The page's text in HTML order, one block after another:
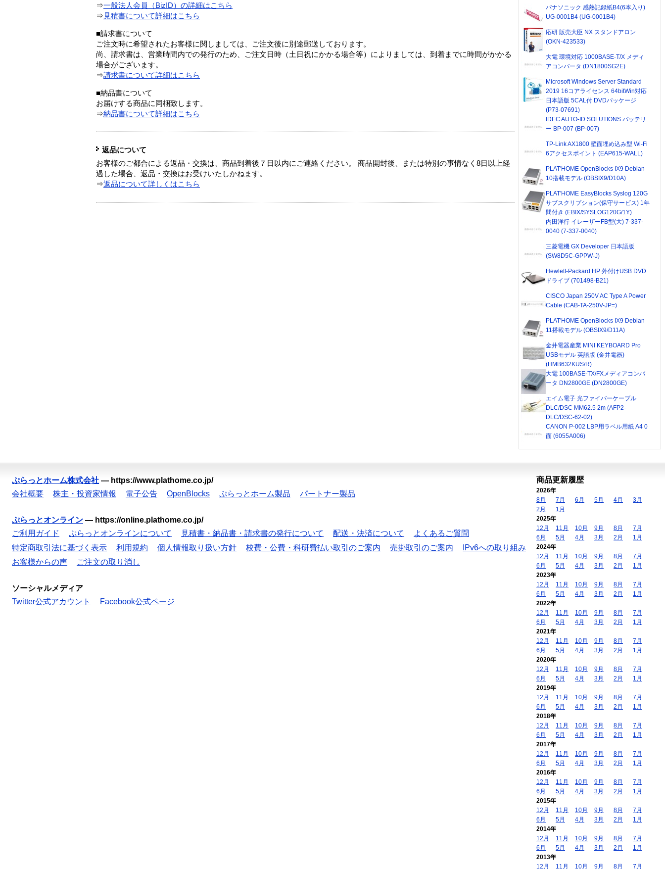
⇒一般法人会員（BizID）の詳細はこちら
⇒ 見積書について詳細はこちら
■請求書について
ご注文時に希望されたお客様に関しましては、ご注文後に別途郵送しております。
尚、請求書は、営業時間内での発行のため、ご注文日時（土日祝にかかる場合等）によりましては、到着までに時間がかかる
場合がございます。
⇒請求書について詳細はこちら
■納品書について
お届けする商品に同梱致します。
⇒納品書について詳細はこちら
返品について
お客様のご都合による返品・交換は、商品到着後７日以内にご連絡ください。 商品開封後、または特別の事情なく8日以上経
過した場合、返品・交換はお受けいたしかねます。
⇒返品について詳しくはこちら
パナソニック 感熱記録紙B4(6本入り)
UG-0001B4 (UG-0001B4)
応研 販売大臣 NX スタンドアロン
(OKN-423533)
大電 環境対応 1000BASE-T/X メディ
アコンバータ (DN1800SG2E)
Microsoft Windows Server Standard
2019 16コアライセンス 64bitWin対応
日本語版 5CAL付 DVDパッケージ
(P73-07691)
IDEC AUTO-ID SOLUTIONS バッテリ
ー BP-007 (BP-007)
TP-Link AX1800 壁面埋め込み型 Wi-Fi
6アクセスポイント (EAP615-WALL)
PLAT'HOME OpenBlocks IX9 Debian
10搭載モデル (OBSIX9/D10A)
PLAT'HOME EasyBlocks Syslog 120G
サブスクリプション(保守サービス) 1年
間付き (EBIX/SYSLOG120G/1Y)
内田洋行 イレーザーFB型(大) 7-337-
0040 (7-337-0040)
三菱電機 GX Developer 日本語版
(SW8D5C-GPPW-J)
Hewlett-Packard HP 外付けUSB DVD
ドライブ (701498-B21)
CISCO Japan 250V AC Type A Power
Cable (CAB-TA-250V-JP=)
PLAT'HOME OpenBlocks IX9 Debian
11搭載モデル (OBSIX9/D11A)
金井電器産業 MINI KEYBOARD Pro
USBモデル 英語版 (金井電器)
(HMB632KUS/R)
大電 100BASE-TX/FXメディアコンバ
ータ DN2800GE (DN2800GE)
エイム電子 光ファイバーケーブル
DLC/DSC MM62.5 2m (AFP2-
DLC/DSC-62-02)
CANON P-002 LBP用ラベル用紙 A4 0
面 (6055A006)
ぷらっとホーム株式会社 — https://www.plathome.co.jp/
会社概要
株主・投資家情報 電子公告 OpenBlocks ぷらっとホーム製品 パートナー製品
ぷらっとオンライン — https://online.plathome.co.jp/
ご利用ガイド
ぷらっとオンラインについて 見積書・納品書・請求書の発行について 配送・決済について
よくあるご質問
特定商取引法に基づく表示
利用規約 個人情報取り扱い方針 校費・公費・科研費払い取引のご案内 売掛取引のご案内
IPv6への取り組み
お客様からの声
ご注文の取り消し
ソーシャルメディア
Twitter公式アカウント
Facebook公式ページ
商品更新履歴
2026年
8月
7月 6月 5月 4月
3月
2月
1月
2025年
12月
11月 10月 9月 8月
7月
6月
5月 4月 3月 2月
1月
2024年
12月
11月 10月 9月 8月
7月
6月
5月 4月 3月 2月
1月
2023年
12月
11月 10月 9月 8月
7月
6月
5月 4月 3月 2月
1月
2022年
12月
11月 10月 9月 8月
7月
6月
5月 4月 3月 2月
1月
2021年
12月
11月 10月 9月 8月
7月
6月
5月 4月 3月 2月
1月
2020年
12月
11月 10月 9月 8月
7月
6月
5月 4月 3月 2月
1月
2019年
12月
11月 10月 9月 8月
7月
6月
5月 4月 3月 2月
1月
2018年
12月
11月 10月 9月 8月
7月
6月
5月 4月 3月 2月
1月
2017年
12月
11月 10月 9月 8月
7月
6月
5月 4月 3月 2月
1月
2016年
12月
11月 10月 9月 8月
7月
6月
5月 4月 3月 2月
1月
2015年
12月
11月 10月 9月 8月
7月
6月
5月 4月 3月 2月
1月
2014年
12月
11月 10月 9月 8月
7月
6月
5月 4月 3月 2月
1月
2013年
12月
11月 10月 9月 8月 7月